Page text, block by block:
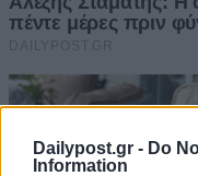
Dailypost.gr - Do
Information